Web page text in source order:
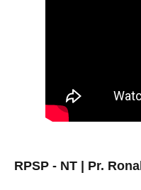
RPSP - NT | Pr.